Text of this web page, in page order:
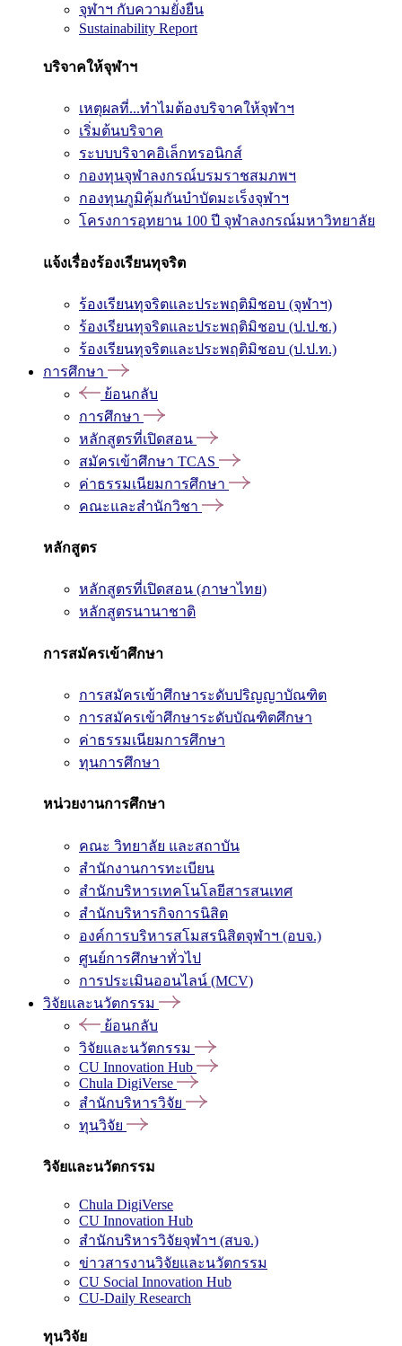
จุฬาฯ กับความยั่งยืน
Sustainability Report
บริจาคให้จุฬาฯ
เหตุผลที่...ทำไมต้องบริจาคให้จุฬาฯ
เริ่มต้นบริจาค
ระบบบริจาคอิเล็กทรอนิกส์
กองทุนจุฬาลงกรณ์บรมราชสมภพฯ
กองทุนภูมิคุ้มกันบำบัดมะเร็งจุฬาฯ
โครงการอุทยาน 100 ปี จุฬาลงกรณ์มหาวิทยาลัย
แจ้งเรื่องร้องเรียนทุจริต
ร้องเรียนทุจริตและประพฤติมิชอบ (จุฬาฯ)
ร้องเรียนทุจริตและประพฤติมิชอบ (ป.ป.ช.)
ร้องเรียนทุจริตและประพฤติมิชอบ (ป.ป.ท.)
การศึกษา
ย้อนกลับ
การศึกษา
หลักสูตรที่เปิดสอน
สมัครเข้าศึกษา TCAS
ค่าธรรมเนียมการศึกษา
คณะและสำนักวิชา
หลักสูตร
หลักสูตรที่เปิดสอน (ภาษาไทย)
หลักสูตรนานาชาติ
การสมัครเข้าศึกษา
การสมัครเข้าศึกษาระดับปริญญาบัณฑิต
การสมัครเข้าศึกษาระดับบัณฑิตศึกษา
ค่าธรรมเนียมการศึกษา
ทุนการศึกษา
หน่วยงานการศึกษา
คณะ วิทยาลัย และสถาบัน
สำนักงานการทะเบียน
สำนักบริหารเทคโนโลยีสารสนเทศ
สำนักบริหารกิจการนิสิต
องค์การบริหารสโมสรนิสิตจุฬาฯ (อบจ.)
ศูนย์การศึกษาทั่วไป
การประเมินออนไลน์ (MCV)
วิจัยและนวัตกรรม
ย้อนกลับ
วิจัยและนวัตกรรม
CU Innovation Hub
Chula DigiVerse
สำนักบริหารวิจัย
ทุนวิจัย
วิจัยและนวัตกรรม
Chula DigiVerse
CU Innovation Hub
สำนักบริหารวิจัยจุฬาฯ (สบจ.)
ข่าวสารงานวิจัยและนวัตกรรม
CU Social Innovation Hub
CU-Daily Research
ทุนวิจัย